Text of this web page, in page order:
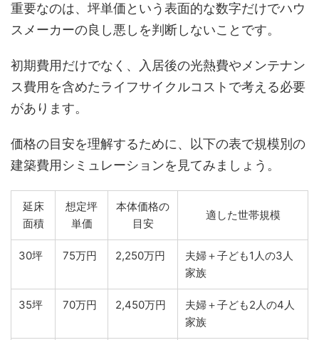
重要なのは、坪単価という表面的な数字だけでハウ
スメーカーの良し悪しを判断しないことです。
初期費用だけでなく、入居後の光熱費やメンテナン
ス費用を含めたライフサイクルコストで考える必要
があります。
価格の目安を理解するために、以下の表で規模別の
建築費用シミュレーションを見てみましょう。
延床
面積
想定坪
単価
本体価格の
目安
適した世帯規模
30坪 75万円 2,250万円
夫婦＋子ども1人の3人
家族
35坪 70万円 2,450万円
夫婦＋子ども2人の4人
家族